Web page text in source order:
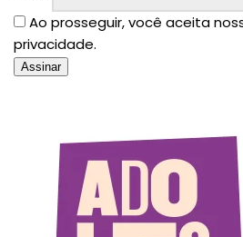
Ao prosseguir, você aceita
privacidade.